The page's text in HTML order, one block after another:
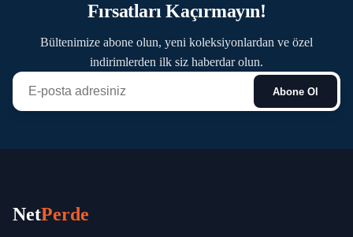
Fırsatları Kaçırmayın!
Bültenimize abone olun, yeni koleksiyonlardan ve özel
indirimlerden ilk siz haberdar olun.
Abone Ol
NetPerde